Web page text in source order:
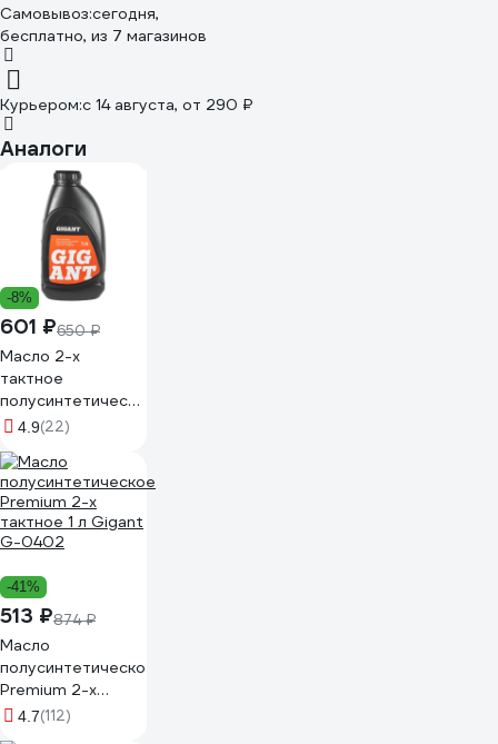
Самовывоз:сегодня,
бесплатно, из 7 магазинов
Курьером:c 14 августа, от 290 ₽
Аналоги
-8%
601 ₽650 ₽
Масло 2-х
тактное
полусинтетическое
1 л Gigant GDEL-
4.9(22)
-41%
513 ₽874 ₽
Масло
полусинтетическое
Premium 2-х
тактное 1 л Gigant
4.7(112)